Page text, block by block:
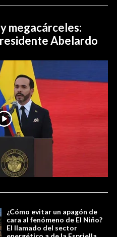
megacárceles:
Abelardo
¿Cómo evitar un apagón de
cara al fenómeno de El Niño?
El llamado del sector